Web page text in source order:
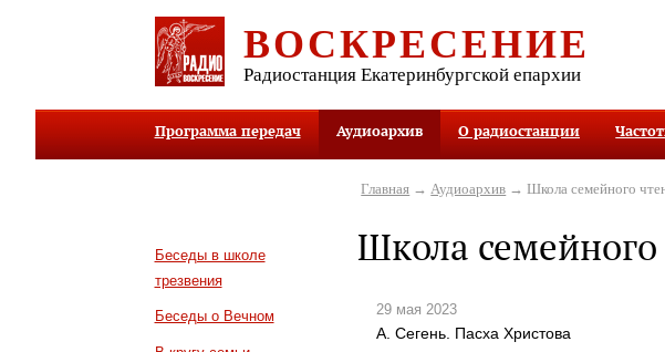
ВОСКРЕСЕНИЕ
Радиостанция Екатеринбургской епархии
Программа передач Аудиоархив О радиостанции
Беседы в школе
трезвения
Беседы о Вечном
Главная → Аудиоархив → Школа семейного
Школа
29 мая 2023
А. Сегень. Пасха Христова